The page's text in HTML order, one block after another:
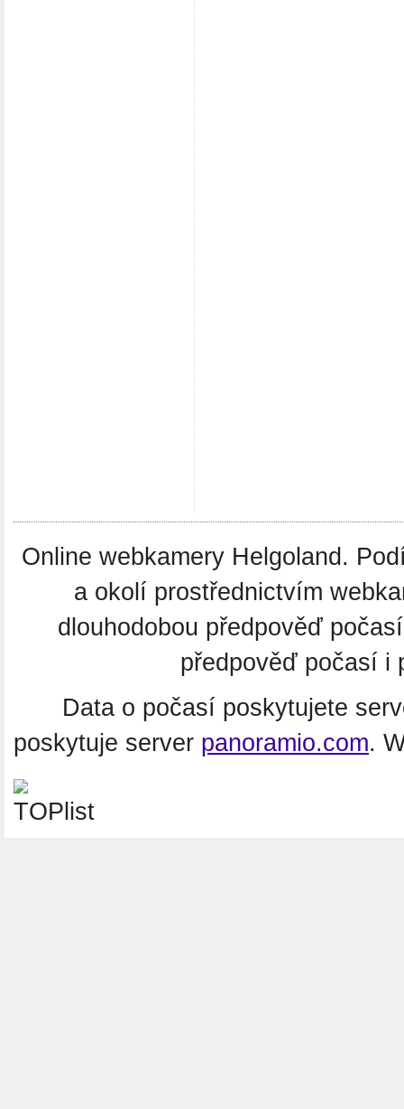
Online webkamery Helgoland.
a okolí prostřednictvím
dlouhodobou předpověď
předpověď počasí i
Data o počasí poskytujete
poskytuje server panoramio.com.